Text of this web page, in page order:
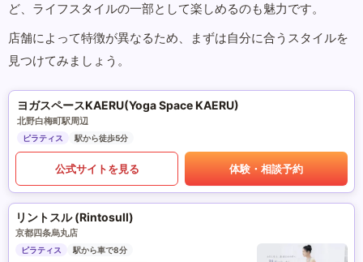
ど、ライフスタイルの一部として楽しめるのも魅力です。
店舗によって特徴が異なるため、まずは自分に合うスタイルを
見つけてみましょう。
ヨガスペースKAERU(Yoga Space KAERU)
北野白梅町駅周辺
ピラティス 駅から徒歩5分
公式サイトを見る 体験・相談予約
リントスル (Rintosull)
京都四条烏丸店
ピラティス
駅から車で8分